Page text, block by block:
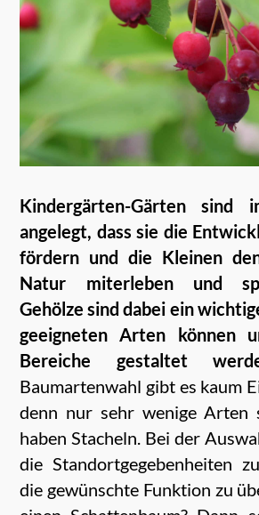
Kindergärten-Gärten sind
angelegt, dass sie die
fördern und die Kleinen
Natur miterleben und
Gehölze sind dabei ein
geeigneten Arten können
Bereiche gestaltet
Baumartenwahl gibt es kaum
denn nur sehr wenige Arten
haben Stacheln. Bei der
die Standortgegebenheiten
die gewünschte Funktion zu